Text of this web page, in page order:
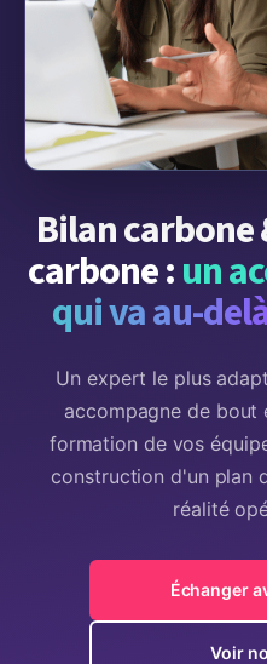
Bilan carbone
carbone :un
qui va au-
Un expert le plus
accompagne de bout
formation de vos
construction d'un plan
réalité
Échanger
Voir